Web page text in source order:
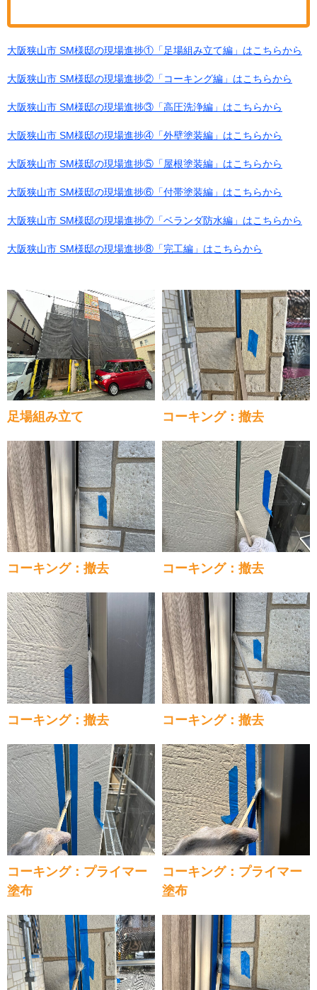
大阪狭山市 SM様邸の現場進捗①「足場組み立て編」はこちらから
大阪狭山市 SM様邸の現場進捗②「コーキング編」はこちらから
大阪狭山市 SM様邸の現場進捗③「高圧洗浄編」はこちらから
大阪狭山市 SM様邸の現場進捗④「外壁塗装編」はこちらから
大阪狭山市 SM様邸の現場進捗⑤「屋根塗装編」はこちらから
大阪狭山市 SM様邸の現場進捗⑥「付帯塗装編」はこちらから
大阪狭山市 SM様邸の現場進捗⑦「ベランダ防水編」はこちらから
大阪狭山市 SM様邸の現場進捗⑧「完工編」はこちらから
足場組み立て コーキング：撤去
コーキング：撤去 コーキング：撤去
コーキング：撤去 コーキング：撤去
コーキング：プライマー
塗布
コーキング：プライマー
塗布